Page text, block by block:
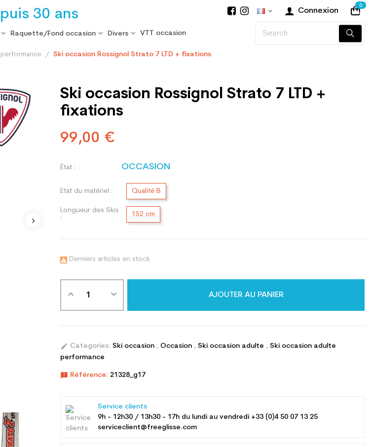
30 ans Connexion
0
Raquette/Fond occasion Divers VTT occasion
Ski occasion Rossignol Strato 7 LTD + fixations
Ski occasion Rossignol Strato 7 LTD +
fixations
99,00 €
État : OCCASION
Etat du matériel : Qualité B
Longueur des Skis
:
152 cm
 Derniers articles en stock
AJOUTER AU PANIER
edit Categories: Ski occasion , Occasion , Ski occasion adulte , Ski occasion adulte
performance
announcement Référence: 21328_g17
Service clients
9h - 12h30 / 13h30 - 17h du lundi au vendredi +33 (0)4 50 07 13 25
serviceclient@freeglisse.com